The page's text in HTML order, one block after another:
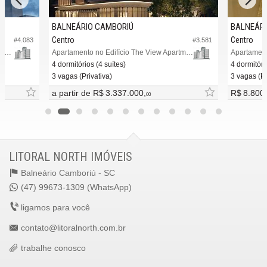
ver mapa abaixo
#4.083
Apartamento no Edifício Memorare Apartments
#3.581
BALNEÁRIO CAMBORIÚ
Centro
Apartamento no Edifício The View Apartments
4 dormitórios (4 suítes)
3 vagas (Privativa)
a partir de R$ 3.337.000, 00
Centro
4
3 vagas
R$
LITORAL NORTH IMÓVEIS
Balneário Camboriú - SC
(47) 99673-1309 (WhatsApp)
ligamos para você
contato@litoralnorth.com.br
trabalhe conosco